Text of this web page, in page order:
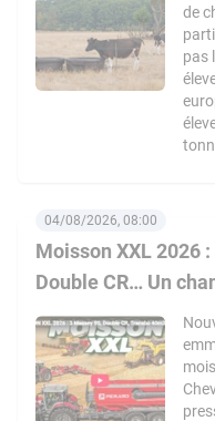
de
pas
Moisson XXL 2026
Double CR… Un
04/08/2026, 08:00